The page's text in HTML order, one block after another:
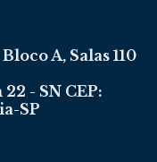
A, Salas 110
- SN CEP:
SP